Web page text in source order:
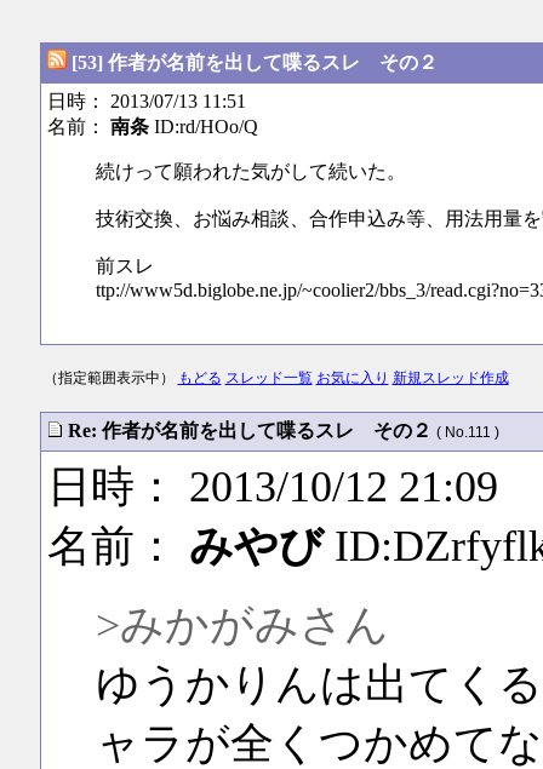
[53] 作者が名前を出して喋るスレ その２
日時： 2013/07/13 11:51
名前： 南条ID:rd/HOo/Q
続けって願われた気がして続いた。
技術交換、お悩み相談、合作申込み等、用法用量
前スレ
ttp://www5d.biglobe.ne.jp/~coolier2/bbs_3/
（指定範囲表示中） もどる スレッド一覧 お気に入り 新規スレッド作成
Re: 作者が名前を出して喋るスレ その２ ( No.111 )
日時： 2013/10/12 21:09
名前： みやび
>みかがみさん
ゆうかりんは出てく
ャラが全くつかめて